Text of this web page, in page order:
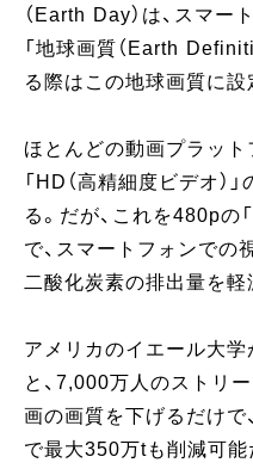
（Earth Day）は、スマー
「地球画質（Earth
る際はこの地球画質に設
ほとんどの動画プラット
「HD（高精細度ビデオ）
る。だが、これを480pの
で、スマートフォンでの
二酸化炭素の排出量を軽
アメリカのイエール大
と、7,000万人のストリ
画の画質を下げるだけで
で最大350万tも削減可能